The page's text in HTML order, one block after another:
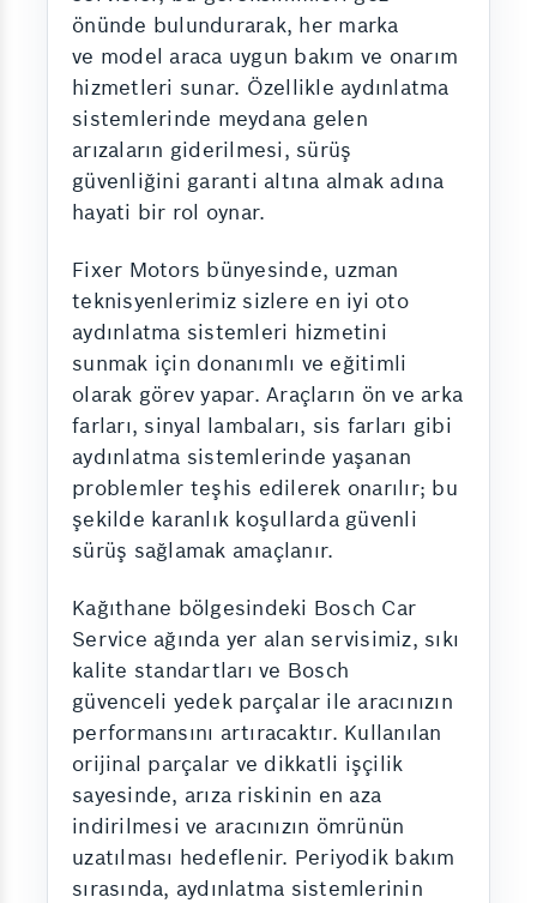
önünde bulundurarak, her marka
ve model araca uygun bakım ve onarım
hizmetleri sunar. Özellikle aydınlatma
sistemlerinde meydana gelen
arızaların giderilmesi, sürüş
güvenliğini garanti altına almak adına
hayati bir rol oynar.
Fixer Motors bünyesinde, uzman
teknisyenlerimiz sizlere en iyi oto
aydınlatma sistemleri hizmetini
sunmak için donanımlı ve eğitimli
olarak görev yapar. Araçların ön ve arka
farları, sinyal lambaları, sis farları gibi
aydınlatma sistemlerinde yaşanan
problemler teşhis edilerek onarılır; bu
şekilde karanlık koşullarda güvenli
sürüş sağlamak amaçlanır.
Kağıthane bölgesindeki Bosch Car
Service ağında yer alan servisimiz, sıkı
kalite standartları ve Bosch
güvenceli yedek parçalar ile aracınızın
performansını artıracaktır. Kullanılan
orijinal parçalar ve dikkatli işçilik
sayesinde, arıza riskinin en aza
indirilmesi ve aracınızın ömrünün
uzatılması hedeflenir. Periyodik bakım
sırasında, aydınlatma sistemlerinin